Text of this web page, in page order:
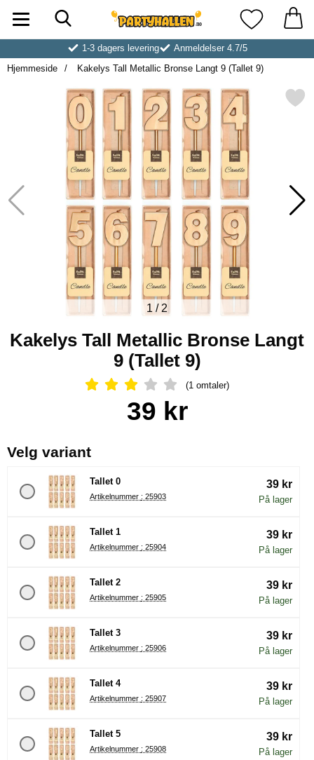
Startsiden for Partyhallen ABMine
1-3 dagers levering
Anmeldelser 4.7/5
Hjemmeside
Kakelys Tall Metallic Bronse Langt 9 (Tallet 9)
Merk kakelys Tall Metallic Bronse
1 / 2
Kakelys Tall Metallic Bronse Langt
9 (Tallet 9)
Vurdering: 3 Stjerne, Gå til alle
(1 omtaler)
Handle dette produktet, Kakelys Tall Metallic Bronse Langt 9
pris
39 kr
Velg variant, (å velge en ny radioknapp vil
Tallet 0
Artikelnummer : 25903
39 kr
På lager
Tallet 1
Artikelnummer : 25904
39 kr
På lager
Tallet 2
Artikelnummer : 25905
39 kr
På lager
Tallet 3
Artikelnummer : 25906
39 kr
På lager
Tallet 4
Artikelnummer : 25907
39 kr
På lager
Tallet 5
Artikelnummer : 25908
39 kr
På lager